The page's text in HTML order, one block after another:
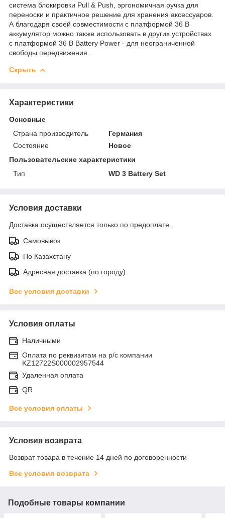
система блокировки Pull & Push, эргономичная ручка для
переноски и практичное решение для хранения аксессуаров.
А благодаря своей совместимости с платформой 36 В
аккумулятор можно также использовать в других устройствах
с платформой 36 В Battery Power - для неограниченной
свободы передвижения.
Скрыть
Характеристики
Основные
Страна производитель
Германия
Состояние
Новое
Пользовательские характеристики
Тип
WD 3 Battery Set
Условия доставки
Доставка осуществляется только по предоплате.
Самовывоз
По Казахстану
Адресная доставка (по городу)
Все условия доставки
Условия оплаты
Наличными
Оплата по реквизитам на р/с компании
KZ12722S000002957544
Удаленная оплата
QR
Все условия оплаты
Условия возврата
Возврат товара в течение 14 дней по договоренности
Все условия возврата
Подобные товары компании